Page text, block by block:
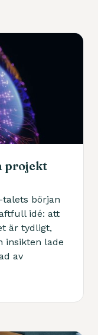
projekt
talets början
idé: att
är tydligt,
insikten lade
av
ett